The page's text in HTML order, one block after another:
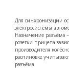
Для синхронизации
электросистемы
Назначение разъёма
розетки прицепа
производителя
распиновке
разъёма.